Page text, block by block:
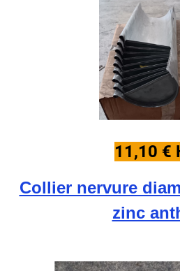
11,10 €
Collier nervure
zinc